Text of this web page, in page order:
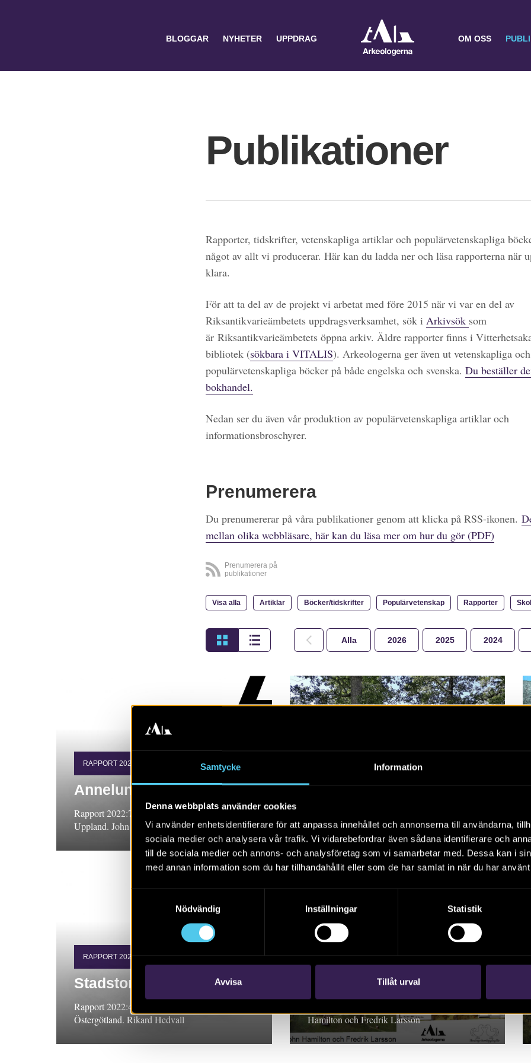
Samtycke Information
Denna webbplats använder cookies
Vi använder enhetsidentifierare för att anpassa innehållet och annonserna till användarna,
sociala medier och analysera vår trafik. Vi vidarebefordrar även sådana identifierare och
till de sociala medier och annons- och analysföretag som vi samarbetar med. Dessa kan i
med annan information som du har tillhandahållit eller som de har samlat in när du har
Nödvändig
Inställningar Statistik
Avvisa Tillåt urval
BLOGGAR NYHETER UPPDRAG OM OSS
Publikationer
Rapporter, tidskrifter, vetenskapliga artiklar och populärvetenskapliga
något av allt vi producerar. Här kan du ladda ner och läsa rapporterna när
klara.
För att ta del av de projekt vi arbetat med före 2015 när vi var en del av
Riksantikvarieämbetets uppdragsverksamhet, sök i Arkivsök som
är Riksantikvarieämbetets öppna arkiv. Äldre rapporter finns i
bibliotek (sökbara i VITALIS). Arkeologerna ger även ut vetenskapliga och
populärvetenskapliga böcker på både engelska och svenska. Du beställer
bokhandel.
Nedan ser du även vår produktion av populärvetenskapliga artiklar och
informationsbroschyrer.
Prenumerera
Du prenumererar på våra publikationer genom att klicka på RSS-ikonen.
mellan olika webbläsare, här kan du läsa mer om hur du gör (PDF)
Prenumerera på
publikationer
Visa alla Artiklar Böcker/tidskrifter Populärvetenskap Rapporter
Alla 2026 2025 2024
RAPPORT 2022:7
Annelunds äng
Rapport 2022:7 Arkeologisk förundersökning,
Uppland. John Hamilton
Fossil åkermark vid
Bogölsnäs i Lebo
Småland. Alf Ericsson
RAPPORT 2022:4
Stadstornet i Norrköping
Rapport 2022:4 Arkeologisk undersökning,
Östergötland. Rikard Hedvall
De förhistoriska
gårdarna i Ribby
Arkeologisk undersökning vid Ribby ängar.
Hamilton och Fredrik Larsson